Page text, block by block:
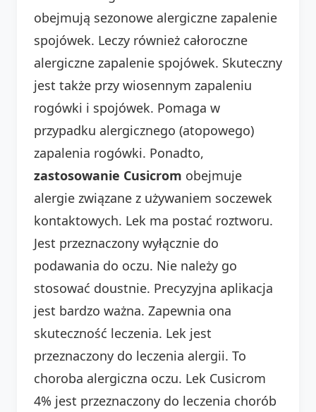
obejmują sezonowe alergiczne zapalenie
spojówek. Leczy również całoroczne
alergiczne zapalenie spojówek. Skuteczny
jest także przy wiosennym zapaleniu
rogówki i spojówek. Pomaga w
przypadku alergicznego (atopowego)
zapalenia rogówki. Ponadto,
zastosowanie Cusicrom obejmuje
alergie związane z używaniem soczewek
kontaktowych. Lek ma postać roztworu.
Jest przeznaczony wyłącznie do
podawania do oczu. Nie należy go
stosować doustnie. Precyzyjna aplikacja
jest bardzo ważna. Zapewnia ona
skuteczność leczenia. Lek jest
przeznaczony do leczenia alergii. To
choroba alergiczna oczu. Lek Cusicrom
4% jest przeznaczony do leczenia chorób